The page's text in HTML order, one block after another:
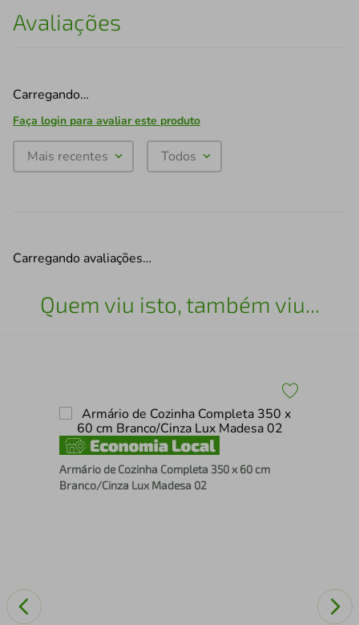
Avaliações
Carregando…
Faça login para avaliar este produto
Mais recentes Todos
Carregando avaliações…
Quem viu isto, também viu...
Armário de Cozinha Completa 350 x 60 cm
Branco/Cinza Lux Madesa 02